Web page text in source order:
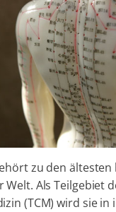
zu den ältesten
Als Teilgebiet
(TCM) wird sie in